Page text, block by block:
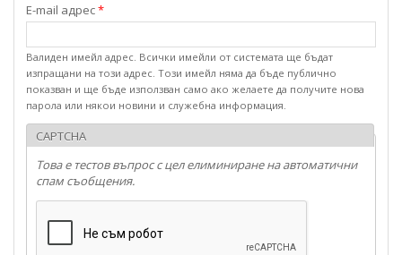
E-mail адрес*
Валиден имейл адрес. Всички имейли от системата ще бъдат
изпращани на този адрес. Този имейл няма да бъде публично
показван и ще бъде използван само ако желаете да получите нова
парола или някои новини и служебна информация.
CAPTCHA
Това е тестов въпрос с цел елиминиране на автоматични
спам съобщения.